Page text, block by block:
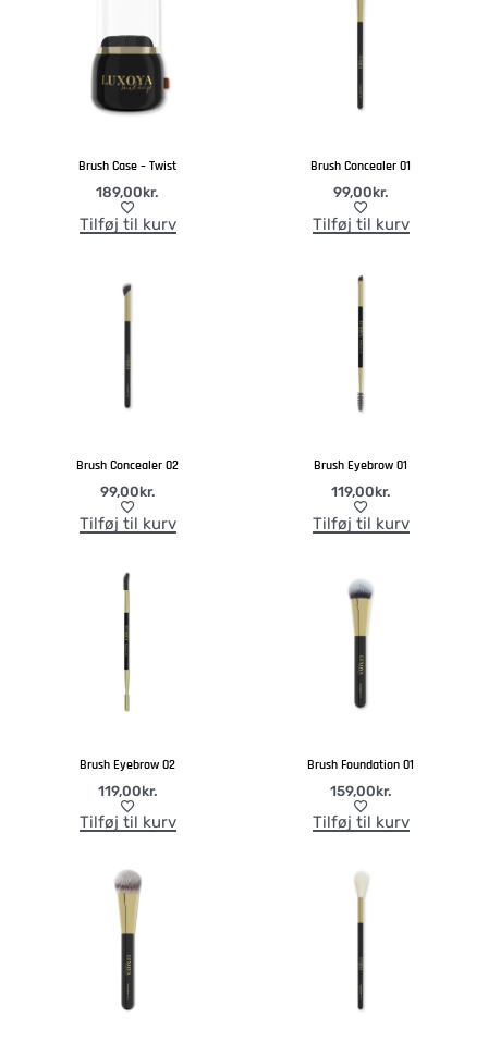
Brush Case – Twist
189,00kr.
Tilføj til kurv
Brush Concealer 01
99,00kr.
Tilføj til kurv
Brush Concealer 02
99,00kr.
Tilføj til kurv
Brush Eyebrow 01
119,00kr.
Tilføj til kurv
Brush Eyebrow 02
119,00kr.
Tilføj til kurv
Brush Foundation 01
159,00kr.
Tilføj til kurv